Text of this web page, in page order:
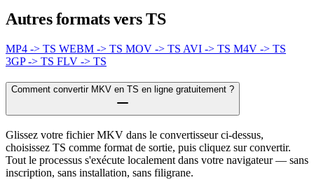
Autres formats vers TS
MP4 -> TS WEBM -> TS MOV -> TS AVI -> TS M4V -> TS
3GP -> TS FLV -> TS
Comment convertir MKV en TS en ligne gratuitement ?
Glissez votre fichier MKV dans le convertisseur ci-dessus,
choisissez TS comme format de sortie, puis cliquez sur convertir.
Tout le processus s'exécute localement dans votre navigateur — sans
inscription, sans installation, sans filigrane.